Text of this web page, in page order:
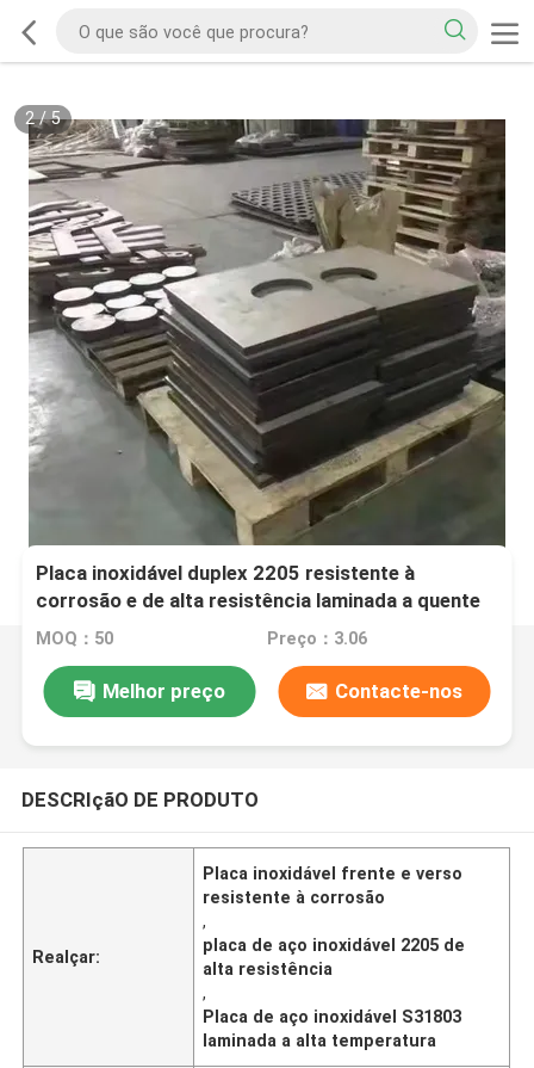
2/5
Placa inoxidável duplex 2205 resistente à
corrosão e de alta resistência laminada a quente
para aplicações industriais
MOQ：50 Preço：3.06
Melhor preço Contacte-nos
DESCRIçãO DE PRODUTO
Realçar:
Placa inoxidável frente e verso
resistente à corrosão
,
placa de aço inoxidável 2205 de
alta resistência
,
Placa de aço inoxidável S31803
laminada a alta temperatura